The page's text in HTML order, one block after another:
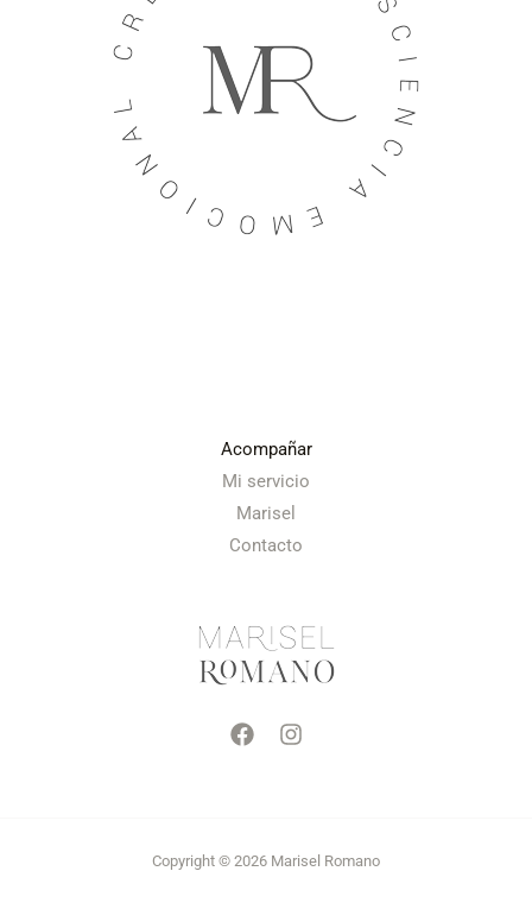
Acompañar
Mi servicio
Marisel
Contacto
Copyright © 2026 Marisel Romano